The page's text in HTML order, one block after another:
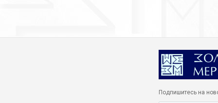
Подпишитесь на